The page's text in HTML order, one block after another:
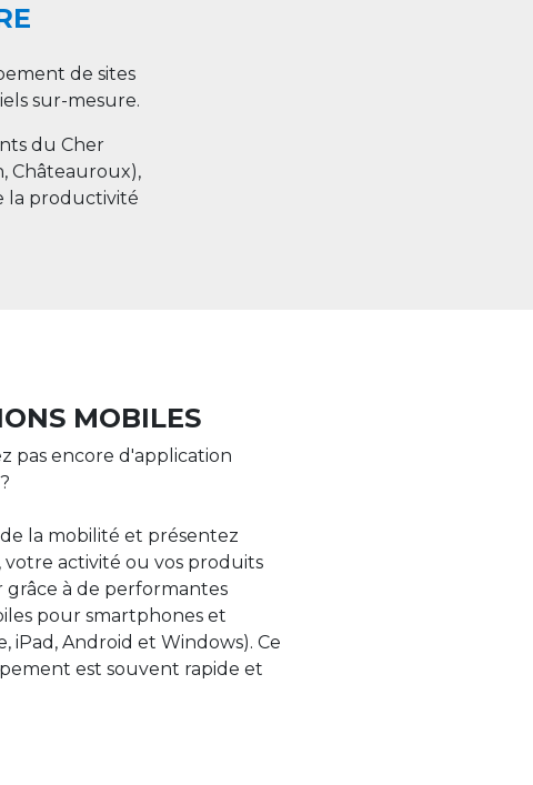
de sites
sur-mesure.
du Cher
Châteauroux),
la productivité
MOBILES
pas encore d'application
de la mobilité et présentez
activité ou vos produits
à de performantes
pour smartphones et
iPad, Android et Windows). Ce
est souvent rapide et